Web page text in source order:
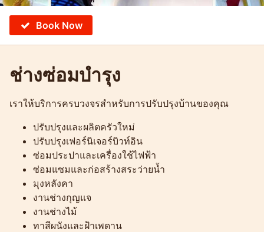
Book Now
ช่างซ่อมบำรุง
เราให้บริการครบวงจรสำหรับการปรับปรุงบ้านของคุณ
ปรับปรุงและผลิตครัวใหม่
ปรับปรุงเฟอร์นิเจอร์บิวท์อิน
ซ่อมประปาและเครื่องใช้ไฟฟ้า
ซ่อมแซมและก่อสร้างสระว่ายน้ำ
มุงหลังคา
งานช่างกุญแจ
งานช่างไม้
ทาสีผนังและฝ้าเพดาน